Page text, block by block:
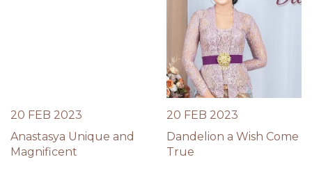
20 FEB 2023
Anastasya Unique and
Magnificent
20 FEB 2023
Dandelion a Wish Come
True